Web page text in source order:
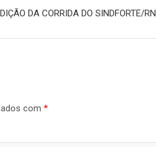
DA CORRIDA DO SINDFORTE/RN
com *